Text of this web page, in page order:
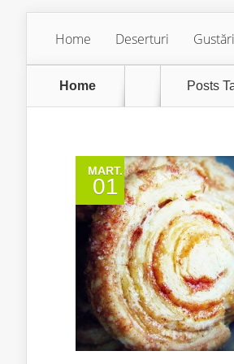
Home Deserturi Gustări
Home Posts
MART.
01